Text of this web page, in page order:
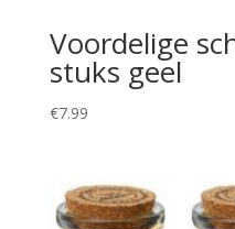
Voordelige
stuks geel
€7.99